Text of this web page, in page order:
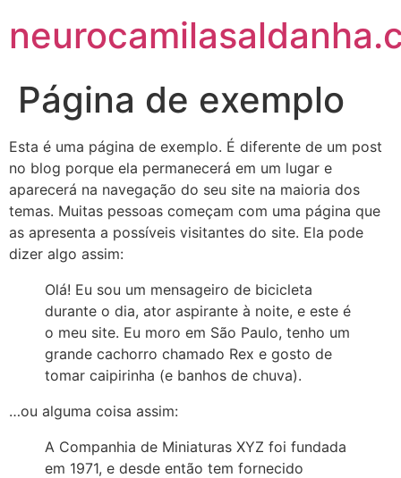
Página de exemplo
Esta é uma página de exemplo. É diferente de um post
no blog porque ela permanecerá em um lugar e
aparecerá na navegação do seu site na maioria dos
temas. Muitas pessoas começam com uma página que
as apresenta a possíveis visitantes do site. Ela pode
dizer algo assim:
Olá! Eu sou um mensageiro de bicicleta
durante o dia, ator aspirante à noite, e este é
o meu site. Eu moro em São Paulo, tenho um
grande cachorro chamado Rex e gosto de
tomar caipirinha (e banhos de chuva).
…ou alguma coisa assim:
A Companhia de Miniaturas XYZ foi fundada
em 1971, e desde então tem fornecido